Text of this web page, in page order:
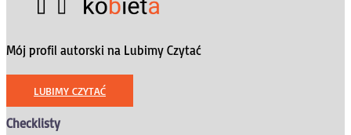
Mój profil autorski na Lubimy Czytać
LUBIMY CZYTAĆ
Checklisty